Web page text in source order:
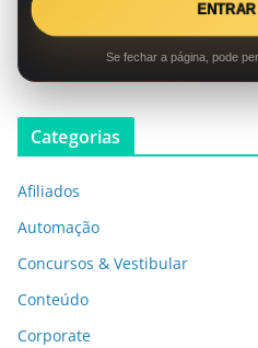
Se fechar a página, pode
Categorias
Afiliados
Automação
Concursos & Vestibular
Conteúdo
Corporate